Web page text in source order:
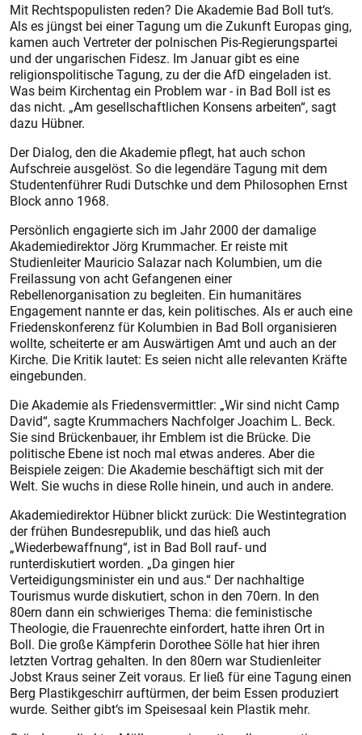
Mit Rechtspopulisten reden? Die Akademie Bad Boll tut‘s.
Als es jüngst bei einer Tagung um die Zukunft Europas ging,
kamen auch Vertreter der polnischen Pis-Regierungspartei
und der ungarischen Fidesz. Im Januar gibt es eine
religionspolitische Tagung, zu der die AfD eingeladen ist.
Was beim Kirchentag ein Problem war - in Bad Boll ist es
das nicht. „Am gesellschaftlichen Konsens arbeiten“, sagt
dazu Hübner.
Der Dialog, den die Akademie pflegt, hat auch schon
Aufschreie ausgelöst. So die legendäre Tagung mit dem
Studentenführer Rudi Dutschke und dem Philosophen Ernst
Block anno 1968.
Persönlich engagierte sich im Jahr 2000 der damalige
Akademiedirektor Jörg Krummacher. Er reiste mit
Studienleiter Mauricio Salazar nach Kolumbien, um die
Freilassung von acht Gefangenen einer
Rebellenorganisation zu begleiten. Ein humanitäres
Engagement nannte er das, kein politisches. Als er auch eine
Friedenskonferenz für Kolumbien in Bad Boll organisieren
wollte, scheiterte er am Auswärtigen Amt und auch an der
Kirche. Die Kritik lautet: Es seien nicht alle relevanten Kräfte
eingebunden.
Die Akademie als Friedensvermittler: „Wir sind nicht Camp
David“, sagte Krummachers Nachfolger Joachim L. Beck.
Sie sind Brückenbauer, ihr Emblem ist die Brücke. Die
politische Ebene ist noch mal etwas anderes. Aber die
Beispiele zeigen: Die Akademie beschäftigt sich mit der
Welt. Sie wuchs in diese Rolle hinein, und auch in andere.
Akademiedirektor Hübner blickt zurück: Die Westintegration
der frühen Bundesrepublik, und das hieß auch
„Wiederbewaffnung“, ist in Bad Boll rauf- und
runterdiskutiert worden. „Da gingen hier
Verteidigungsminister ein und aus.“ Der nachhaltige
Tourismus wurde diskutiert, schon in den 70ern. In den
80ern dann ein schwieriges Thema: die feministische
Theologie, die Frauenrechte einfordert, hatte ihren Ort in
Boll. Die große Kämpferin Dorothee Sölle hat hier ihren
letzten Vortrag gehalten. In den 80ern war Studienleiter
Jobst Kraus seiner Zeit voraus. Er ließ für eine Tagung einen
Berg Plastikgeschirr auftürmen, der beim Essen produziert
wurde. Seither gibt‘s im Speisesaal kein Plastik mehr.